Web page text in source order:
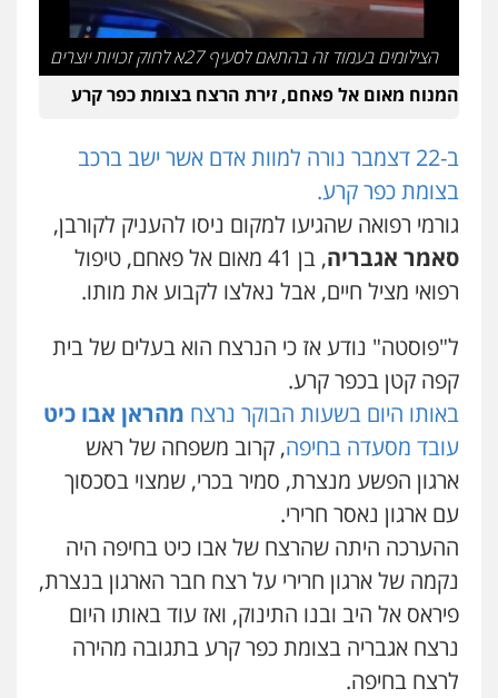
עו"ד אלון ארז
פלילי צבאי סמים אלימות במשפחה צווארון
לבן
0507368203
שחר לדובסקי, עו"ד
פלילי מעצרים וחקירות עבירות המתה עורכי
דין לענייני אסירים
0507913332
עו"ד איהאב ג'לג'ולי
פלילי מעצרים וחקירות עורכי דין לענייני
0505216700
עו"ד שלומי שרון
מעצרים וחקירות
0547342002
עו"ד אלון קריטי
פלילי כלכלי אלימות סמים מעצרים
0525544654
מנשה, אלמוג – עורכי דין
הצילומים בעמוד זה בהתאם לסעיף 27א לחוק זכויות יוצרים
המנוח מאום אל פאחם, זירת הרצח בצומת כפר קרע
ב-22 דצמבר נורה למוות אדם אשר ישב ברכב
בצומת כפר קרע.
גורמי רפואה שהגיעו למקום ניסו להעניק לקורבן,
סאמר אגבריה
, בן 41 מאום אל פאחם, טיפול
רפואי מציל חיים, אבל נאלצו לקבוע את מותו.
ל"פוסטה" נודע אז כי הנרצח הוא בעלים של בית
קפה קטן בכפר קרע.
באותו היום בשעות הבוקר נרצח מהראן אבו כיט
עובד מסעדה בחיפה, קרוב משפחה של ראש
ארגון הפשע מנצרת, סמיר בכרי, שמצוי בסכסוך
עם ארגון נאסר חרירי.
ההערכה היתה שהרצח של אבו כיט בחיפה היה
נקמה של ארגון חרירי על רצח חבר הארגון בנצרת,
פיראס אל היב ובנו התינוק, ואז עוד באותו היום
נרצח אגבריה בצומת כפר קרע בתגובה מהירה
לרצח בחיפה.